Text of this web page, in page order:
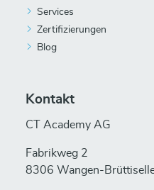
Services
Zertifizierungen
Blog
Kontakt
CT Academy AG
Fabrikweg 2
8306 Wangen-